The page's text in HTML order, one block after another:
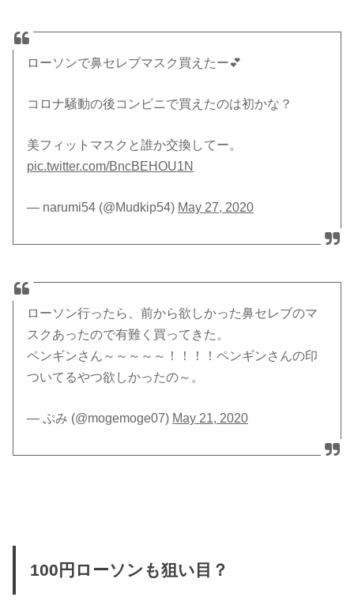
ローソンで鼻セレブマスク買えたー💕
コロナ騒動の後コンビニで買えたのは初かな？
美フィットマスクと誰か交換してー。
pic.twitter.com/BncBEHOU1N
— narumi54 (@Mudkip54) May 27, 2020
ローソン行ったら、前から欲しかった鼻セレブのマ
スクあったので有難く買ってきた。
ペンギンさん～～～～～！！！！ペンギンさんの印
ついてるやつ欲しかったの～。
— ぷみ (@mogemoge07) May 21, 2020
100円ローソンも狙い目？